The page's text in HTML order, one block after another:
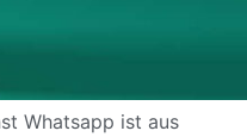
Whatsapp ist aus